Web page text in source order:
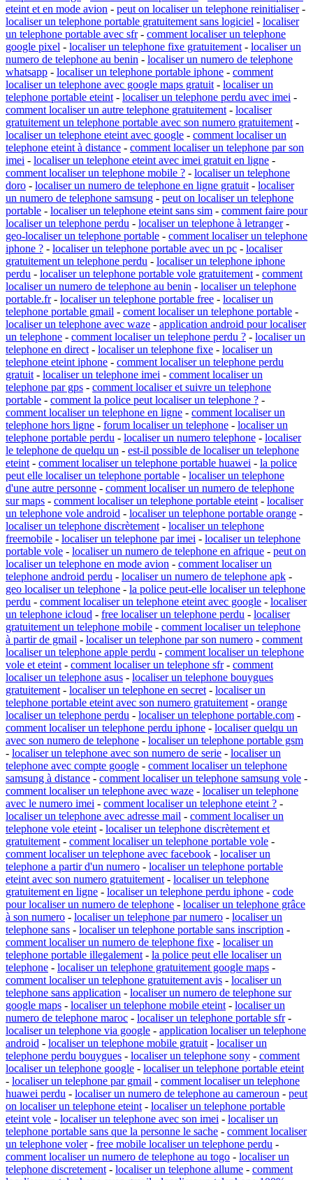
eteint et en mode avion - peut on localiser un telephone reinitialiser-
localiser un telephone portable gratuitement sans logiciel - localiser
un telephone portable avec sfr- comment localiser un telephone
google pixel - localiser un telephone fixe gratuitement - localiser un
numero de telephone au benin - localiser un numero de telephone
whatsapp - localiser un telephone portable iphone - comment
localiser un telephone avec google maps gratuit - localiser un
telephone portable eteint - localiser un telephone perdu avec imei -
comment localiser un autre telephone gratuitement - localiser
gratuitement un telephone portable avec son numero gratuitement -
localiser un telephone eteint avec google - comment localiser un
telephone eteint à distance - comment localiser un telephone par son
imei - localiser un telephone eteint avec imei gratuit en ligne -
comment localiser un telephone mobile ? - localiser un telephone
doro - localiser un numero de telephone en ligne gratuit - localiser
un numero de telephone samsung - peut on localiser un telephone
portable - localiser un telephone eteint sans sim - comment faire pour
localiser un telephone perdu - localiser un telephone à letranger-
geo-localiser un telephone portable - comment localiser un telephone
iphone ? - localiser un telephone portable avec un pc - localiser
gratuitement un telephone perdu - localiser un telephone iphone
perdu - localiser un telephone portable vole gratuitement - comment
localiser un numero de telephone au benin - localiser un telephone
portable.fr- localiser un telephone portable free - localiser un
telephone portable gmail - coment localiser un telephone portable -
localiser un telephone avec waze - application android pour localiser
un telephone - comment localiser un telephone perdu ? - localiser un
telephone en direct - localiser un telephone fixe - localiser un
telephone eteint iphone - comment localiser un telephone perdu
gratuit - localiser un telephone imei - comment localiser un
telephone par gps - comment localiser et suivre un telephone
portable - comment la police peut localiser un telephone ? -
comment localiser un telephone en ligne - comment localiser un
telephone hors ligne - forum localiser un telephone - localiser un
telephone portable perdu - localiser un numero telephone - localiser
le telephone de quelqu un - est-il possible de localiser un telephone
eteint - comment localiser un telephone portable huawei - la police
peut elle localiser un telephone portable - localiser un telephone
d'une autre personne - comment localiser un numero de telephone
sur maps - comment localiser un telephone portable eteint - localiser
un telephone vole android - localiser un telephone portable orange -
localiser un telephone discrètement - localiser un telephone
freemobile - localiser un telephone par imei - localiser un telephone
portable vole - localiser un numero de telephone en afrique - peut on
localiser un telephone en mode avion - comment localiser un
telephone android perdu - localiser un numero de telephone apk -
geo localiser un telephone - la police peut-elle localiser un telephone
perdu - comment localiser un telephone eteint avec google - localiser
un telephone icloud - free localiser un telephone perdu - localiser
gratuitement un telephone mobile - comment localiser un telephone
à partir de gmail - localiser un telephone par son numero - comment
localiser un telephone apple perdu - comment localiser un telephone
vole et eteint - comment localiser un telephone sfr- comment
localiser un telephone asus - localiser un telephone bouygues
gratuitement - localiser un telephone en secret - localiser un
telephone portable eteint avec son numero gratuitement - orange
localiser un telephone perdu - localiser un telephone portable.com -
comment localiser un telephone perdu iphone - localiser quelqu un
avec son numero de telephone - localiser un telephone portable gsm
- localiser un telephone avec son numero de serie - localiser un
telephone avec compte google - comment localiser un telephone
samsung à distance - comment localiser un telephone samsung vole -
comment localiser un telephone avec waze - localiser un telephone
avec le numero imei - comment localiser un telephone eteint ? -
localiser un telephone avec adresse mail - comment localiser un
telephone vole eteint - localiser un telephone discrètement et
gratuitement - comment localiser un telephone portable vole -
comment localiser un telephone avec facebook - localiser un
telephone a partir d'un numero - localiser un telephone portable
eteint avec son numero gratuitement - localiser un telephone
gratuitement en ligne - localiser un telephone perdu iphone - code
pour localiser un numero de telephone - localiser un telephone grâce
à son numero - localiser un telephone par numero - localiser un
telephone sans - localiser un telephone portable sans inscription -
comment localiser un numero de telephone fixe - localiser un
telephone portable illegalement - la police peut elle localiser un
telephone - localiser un telephone gratuitement google maps -
comment localiser un telephone gratuitement avis - localiser un
telephone sans application - localiser un numero de telephone sur
google maps - localiser un telephone mobile eteint - localiser un
numero de telephone maroc - localiser un telephone portable sfr-
localiser un telephone via google - application localiser un telephone
android - localiser un telephone mobile gratuit - localiser un
telephone perdu bouygues - localiser un telephone sony - comment
localiser un telephone google - localiser un telephone portable eteint
- localiser un telephone par gmail - comment localiser un telephone
huawei perdu - localiser un numero de telephone au cameroun - peut
on localiser un telephone eteint - localiser un telephone portable
eteint vole - localiser un telephone avec son imei - localiser un
telephone portable sans que la personne le sache - comment localiser
un telephone voler- free mobile localiser un telephone perdu -
comment localiser un numero de telephone au togo - localiser un
telephone discretement - localiser un telephone allume - comment